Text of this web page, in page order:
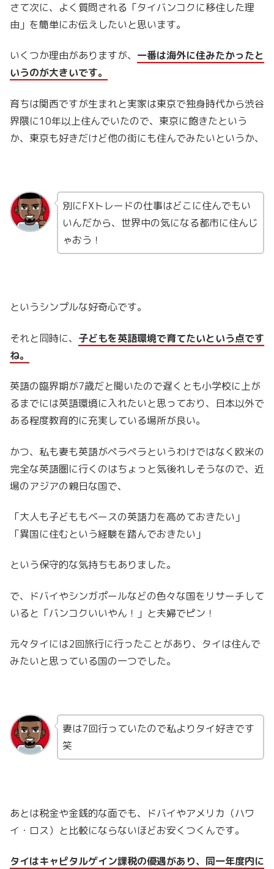
さて次に、よく質問される「タイバンコクに移住した理
由」を簡単にお伝えしたいと思います。
いくつか理由がありますが、 一番は海外に住みたかったと
いうのが大きいです。
育ちは関西ですが生まれと実家は東京で独身時代から渋谷
界隈に10年以上住んでいたので、東京に飽きたという
か、東京も好きだけど他の街にも住んでみたいというか、
別にFXトレードの仕事はどこに住んでもい
いんだから、世界中の気になる都市に住んじ
ゃおう！
というシンプルな好奇心です。
それと同時に、 子どもを英語環境で育てたいという点です
ね。
英語の臨界期が7歳だと聞いたので遅くとも小学校に上が
るまでには英語環境に入れたいと思っており、日本以外で
ある程度教育的に充実している場所が良い。
かつ、私も妻も英語がペラペラというわけではなく欧米の
完全な英語圏に行くのはちょっと気後れしそうなので、近
場のアジアの親日な国で、
「大人も子どももベースの英語力を高めておきたい」
「異国に住むという経験を踏んでおきたい」
という保守的な気持ちもありました。
で、ドバイやシンガポールなどの色々な国をリサーチして
いると「バンコクいいやん！」と夫婦でピン！
元々タイには2回旅行に行ったことがあり、タイは住んで
みたいと思っている国の一つでした。
妻は7回行っていたので私よりタイ好きです
笑
あとは税金や金銭的な面でも、ドバイやアメリカ（ハワ
イ・ロス）と比較にならないほどお安くつくんです。
タイはキャピタルゲイン課税の優遇があり、同一年度内に